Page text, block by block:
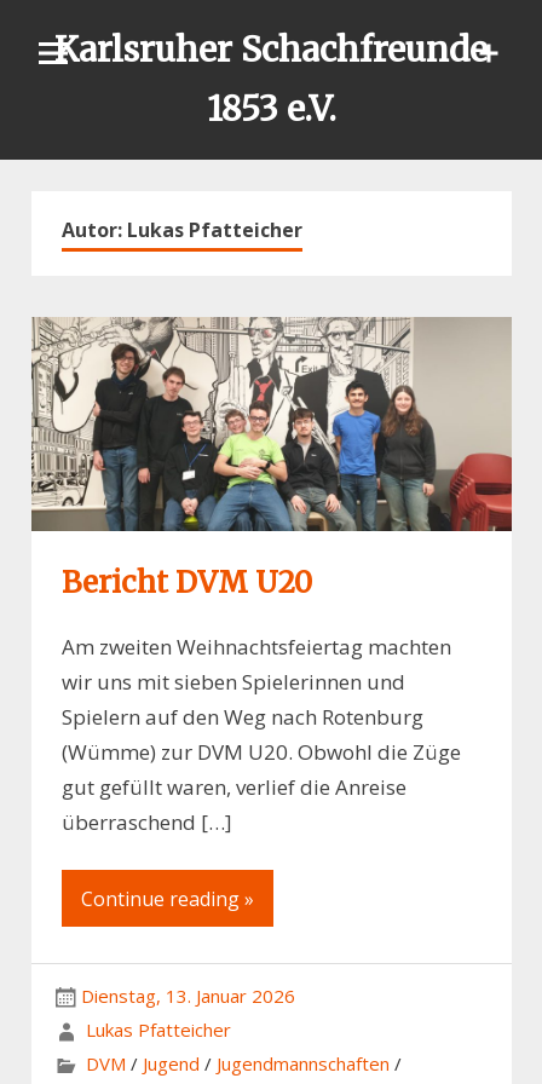
Karlsruher Schachfreunde
1853 e.V.
Autor: Lukas Pfatteicher
Bericht DVM U20
Am zweiten Weihnachtsfeiertag machten
wir uns mit sieben Spielerinnen und
Spielern auf den Weg nach Rotenburg
(Wümme) zur DVM U20. Obwohl die Züge
gut gefüllt waren, verlief die Anreise
überraschend […]
Continue reading »
Dienstag, 13. Januar 2026
Lukas Pfatteicher
DVM / Jugend / Jugendmannschaften /